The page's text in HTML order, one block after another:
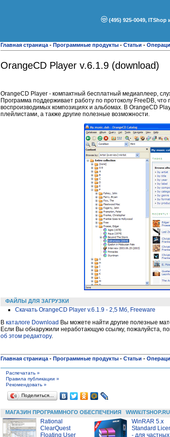
(495) 925-0049, ITShop
Главная страница - Программные продукты - Статьи -
OrangeCD Player v.6.1.9 (download)
OrangeCD Player - компактный бесплатный медиаплеер,
Программа поддерживает работу по протоколу FreeDB,
воспроизводимых композициях и альбомах. В OrangeCD
плейлистами, а также другие полезные возможности.
ФАЙЛЫ ДЛЯ ЗАГРУЗКИ
Скачать OrangeCD Player v.6.1.9 - 2,5 Мб, Freeware
В каталоге Download Вы можете найти другие полезные
Если Вы обнаружили неработающую ссылку, пожалуйста,
об этом редактору.
Главная страница - Программные продукты - Статьи -
Распечатать »
Правила публикации »
Рекомендовать »
Поделиться…
МАГАЗИН ПРОГРАММНОГО ОБЕСПЕЧЕНИЯ WWW.ITSHOP.RU
Rational
ClearQuest
Floating User
WinRAR 5.x
Standard
- для